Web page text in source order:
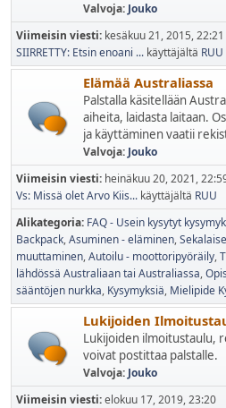
Valvoja: Jouko
Viimeisin viesti: kesäkuu 21, 2015, 22:21
SIIRRETTY: Etsin enoani ... käyttäjältä RUU
Elämää Australiassa
Palstalla käsitellään
aiheita, laidasta laitaan.
ja käyttäminen vaatii
Valvoja: Jouko
Viimeisin viesti: heinäkuu 20, 2021,
Vs: Missä olet Arvo Kiis... käyttäjältä RUU
Alikategoria FAQ - Usein kysytyt
Backpack Asuminen - eläminen
muuttaminen Autoilu - moottoripyöräily
lähdössä Australiaan tai Australiassa
sääntöjen nurkka Kysymyksiä Mielipide
Lukijoiden
Lukijoiden ilmoitustaulu,
voivat postittaa palstalle.
Valvoja: Jouko
Viimeisin viesti:elokuu 17, 2019, 23:20